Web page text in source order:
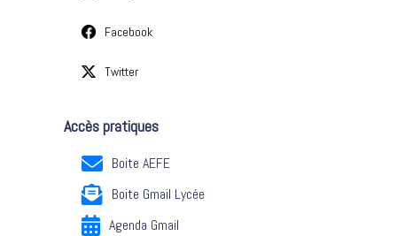
Facebook
Twitter
Accès pratiques
Boite AEFE
Boite Gmail Lycée
Agenda Gmail